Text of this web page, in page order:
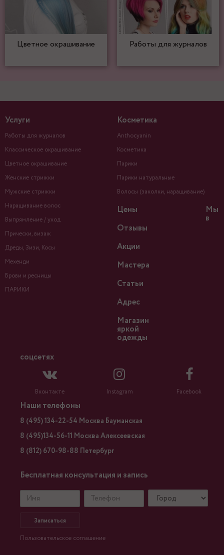
Цветное окрашивание Работы для журналов
Услуги
Работы для журналов
Классическое окрашивание
Цветное окрашивание
Женские стрижки
Мужские стрижки
Наращивание волос
Выпрямление / уход
Прически, визаж
Дреды, Зизи, Косы
Мехенди
Брови и ресницы
ПАРИКИ
Косметика
Anthocyanin
Косметика
Парики
Парики натуральные
Волосы (заколки, наращивание)
Цены
Отзывы
Акции
Мастера
Статьи
Адрес
Магазин
яркой
одежды
Мы
в
соцсетях
Вконтакте Instagram Facebook
Наши телефоны
8 (495) 134-22-54 Москва Бауманская
8 (495)134-56-11 Москва Алексеевская
8 (812) 670-98-88 Петербург
Бесплатная консультация и запись
Записаться
Пользовательское соглашение